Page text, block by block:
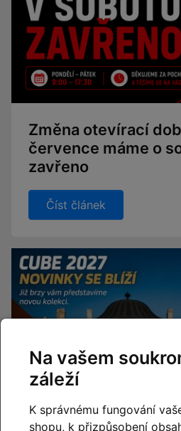
Změna otevírací
července máme o
zavřeno
Číst článek
Na vašem
záleží
K správnému fungování
shopu, k přizpůsobení